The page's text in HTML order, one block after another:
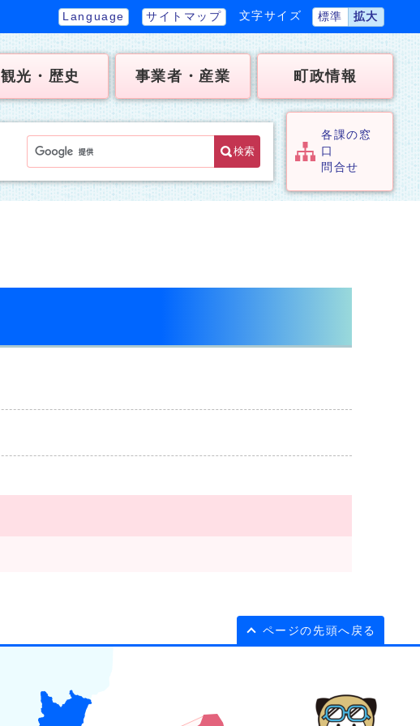
Language サイトマップ 文字サイズ 標準 拡大
観光・歴史 事業者・産業 町政情報
検索
各課の窓
口
問合せ
ページの先頭へ戻る